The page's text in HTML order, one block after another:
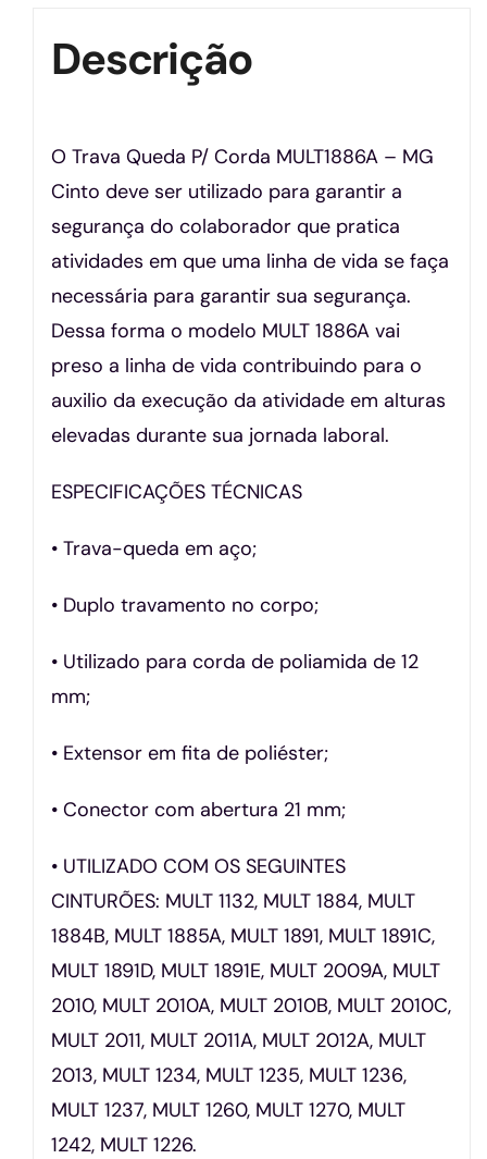
Descrição
O Trava Queda P/ Corda MULT1886A – MG
Cinto deve ser utilizado para garantir a
segurança do colaborador que pratica
atividades em que uma linha de vida se faça
necessária para garantir sua segurança.
Dessa forma o modelo MULT 1886A vai
preso a linha de vida contribuindo para o
auxilio da execução da atividade em alturas
elevadas durante sua jornada laboral.
ESPECIFICAÇÕES TÉCNICAS
• Trava-queda em aço;
• Duplo travamento no corpo;
• Utilizado para corda de poliamida de 12
mm;
• Extensor em fita de poliéster;
• Conector com abertura 21 mm;
• UTILIZADO COM OS SEGUINTES
CINTURÕES: MULT 1132, MULT 1884, MULT
1884B, MULT 1885A, MULT 1891, MULT 1891C,
MULT 1891D, MULT 1891E, MULT 2009A, MULT
2010, MULT 2010A, MULT 2010B, MULT 2010C,
MULT 2011, MULT 2011A, MULT 2012A, MULT
2013, MULT 1234, MULT 1235, MULT 1236,
MULT 1237, MULT 1260, MULT 1270, MULT
1242, MULT 1226.